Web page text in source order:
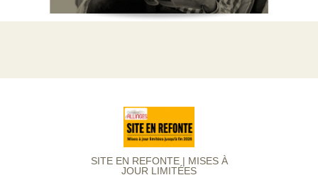
SITE EN REFONTE | MISES À
JOUR LIMITÉES